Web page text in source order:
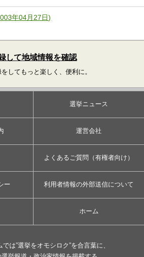
年04月27日)
して地域情報を確認
してもっと楽しく、便利に。
選挙ニュース
運営会社
よくあるご質問（有権者向け）
ー 利用者情報の外部送信について
ホーム
は”選挙をオモシロク”を合言葉に、